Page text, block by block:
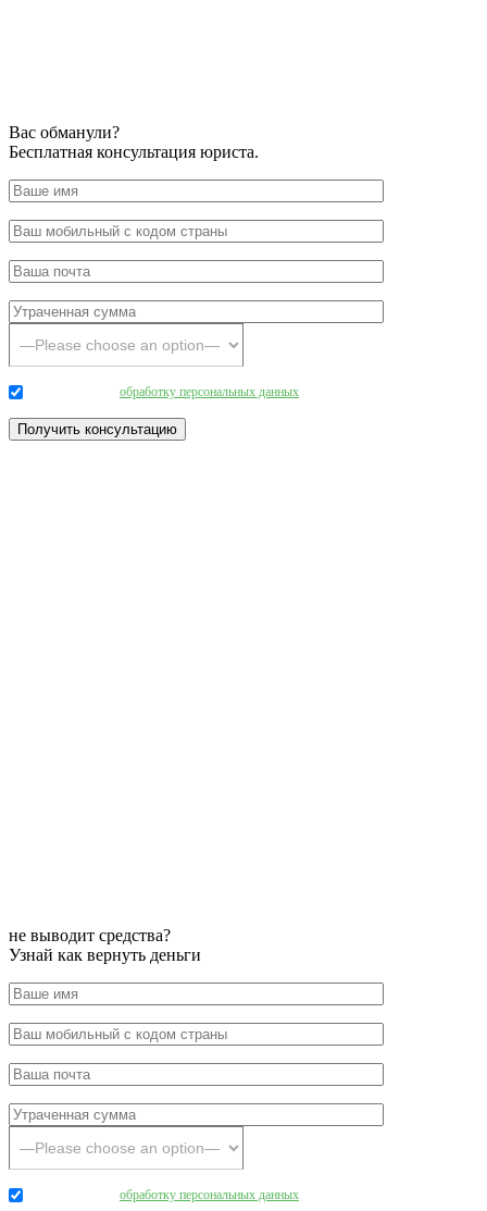
Вас обманули?
Бесплатная консультация юриста.
обработку персональных данных
не выводит средства?
Узнай как вернуть деньги
обработку персональных данных